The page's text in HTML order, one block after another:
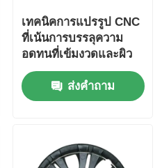
เทคนิคการแปรรูป CNC
ที่เน้นการบรรลุความ
อดทนที่เข้มงวดและผิว
เรียบ
ส่งคำถาม